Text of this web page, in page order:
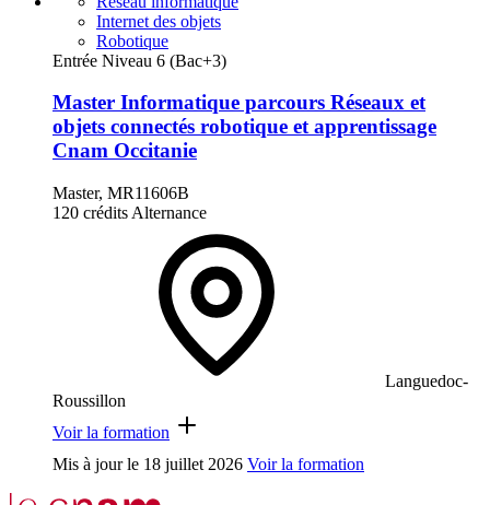
Internet des objets
Robotique
Entrée Niveau 6 (Bac+3)
Master Informatique parcours Réseaux et
objets connectés robotique et apprentissage
Cnam Occitanie
Master, MR11606B
120 crédits Alternance
Languedoc-
Roussillon
Voir la formation
Mis à jour le 18 juillet 2026 Voir la formation